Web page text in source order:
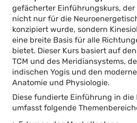
gefächerter Einführungskurs, der
nicht nur für die
konzipiert wurde, sondern
eine breite Basis für alle
bietet. Dieser Kurs basiert auf
TCM und des Meridiansystems,
indischen Yogis und den
Anatomie und Physiologie.
Diese fundierte Einführung in die
umfasst folgende